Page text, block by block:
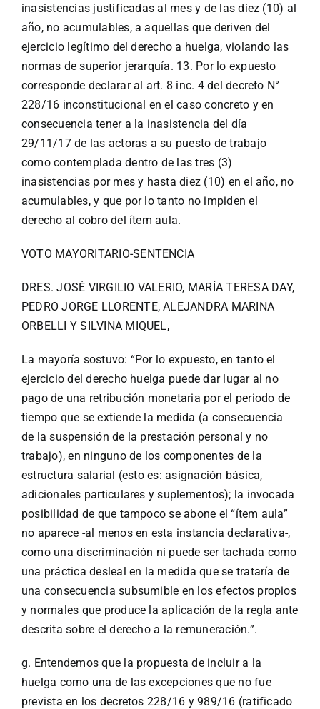
inasistencias justificadas al mes y de las diez (10) al
año, no acumulables, a aquellas que deriven del
ejercicio legítimo del derecho a huelga, violando las
normas de superior jerarquía. 13. Por lo expuesto
corresponde declarar al art. 8 inc. 4 del decreto N°
228/16 inconstitucional en el caso concreto y en
consecuencia tener a la inasistencia del día
29/11/17 de las actoras a su puesto de trabajo
como contemplada dentro de las tres (3)
inasistencias por mes y hasta diez (10) en el año, no
acumulables, y que por lo tanto no impiden el
derecho al cobro del ítem aula.
VOTO MAYORITARIO-SENTENCIA
DRES. JOSÉ VIRGILIO VALERIO, MARÍA TERESA DAY,
PEDRO JORGE LLORENTE, ALEJANDRA MARINA
ORBELLI Y SILVINA MIQUEL,
La mayoría sostuvo: “Por lo expuesto, en tanto el
ejercicio del derecho huelga puede dar lugar al no
pago de una retribución monetaria por el periodo de
tiempo que se extiende la medida (a consecuencia
de la suspensión de la prestación personal y no
trabajo), en ninguno de los componentes de la
estructura salarial (esto es: asignación básica,
adicionales particulares y suplementos); la invocada
posibilidad de que tampoco se abone el “ítem aula”
no aparece -al menos en esta instancia declarativa-,
como una discriminación ni puede ser tachada como
una práctica desleal en la medida que se trataría de
una consecuencia subsumible en los efectos propios
y normales que produce la aplicación de la regla ante
descrita sobre el derecho a la remuneración.”.
g. Entendemos que la propuesta de incluir a la
huelga como una de las excepciones que no fue
prevista en los decretos 228/16 y 989/16 (ratificado